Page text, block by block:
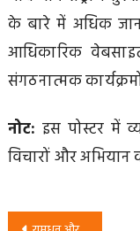
के बारे में अधिक
आधिकारिक
संगठनात्मक
नोट: इस पोस्टर में
विचारों और अभियान